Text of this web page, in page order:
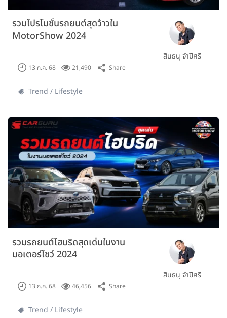
รวมโปรโมชั่นรถยนต์สุดว้าวใน
MotorShow 2024
สินธนุ จำปีศรี
13 ก.ค. 68 21,490 Share
Trend / Lifestyle
รวมรถยนต์ไฮบริดสุดเด่นในงาน
มอเตอร์โชว์ 2024
สินธนุ จำปีศรี
13 ก.ค. 68 46,456 Share
Trend / Lifestyle